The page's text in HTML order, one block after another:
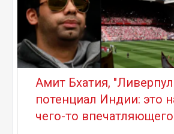
Амит Бхатия,
потенциал Индии: это
чего-то